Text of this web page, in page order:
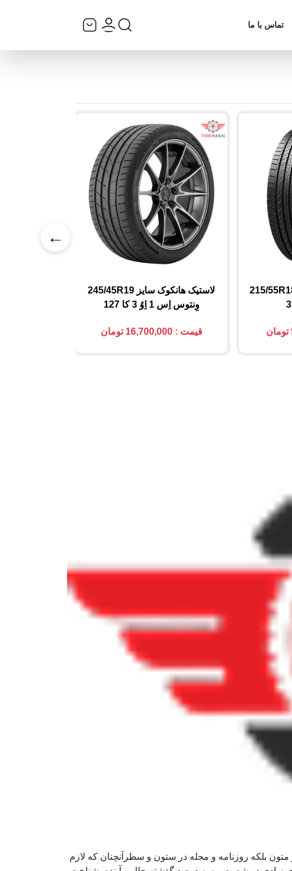
تماس با ما
←
215/
لاستیک هانکوک سایز 245/45R19
وِنتوس اِس 1 اِوُ 3 کا 127
قیمت : 16,700,000 تومان
بلکه روزنامه و مجله در ستون و سطرآنچنان که لازم